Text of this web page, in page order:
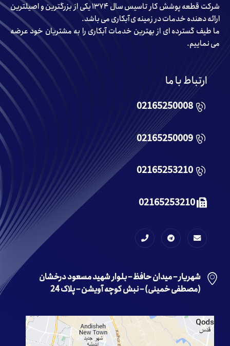
شرکت قطعه پوشش کار تاسیس سال ۱۳۷۴ یکی از بزرگترین و اصیلترین
ارائه دهنده خدمات در زمینه ی آبکاری می باشد.
ما طیف گسترده ای از بهترین خدمات آبکاری را به مشتریان خود عرضه
می نماییم.
ارتباط با ما
02165250008
02165250009
02165253210
02165253210
شهریار – میدان حافظ – بلوار شهید مسعود درخشان
(مصطفی خمینی) – نبش کوچه آویشن – پلاک 24